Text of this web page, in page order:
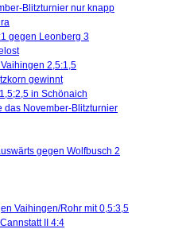
Blitzturnier nur knapp
gegen Leonberg 3
2,5:1,5
gewinnt
in Schönaich
das November-Blitzturnier
gegen Wolfbusch 2
Vaihingen/Rohr mit 0,5:3,5
II 4:4